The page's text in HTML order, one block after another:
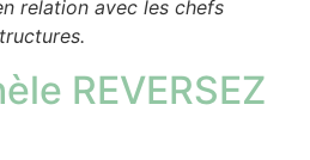
relation avec les chefs
REVERSEZ